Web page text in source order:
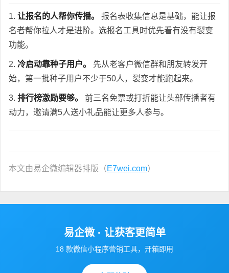
1. 让报名的人帮你传播。
报名表收集信息是基础，能让报
名者帮你拉人才是进阶。选报名工具时优先看有没有裂变
功能。
2. 冷启动靠种子用户。
先从老客户微信群和朋友转发开
始，第一批种子用户不少于50人，裂变才能跑起来。
3. 排行榜激励要够。
前三名免票或打折能让头部传播者有
动力，邀请满5人送小礼品能让更多人参与。
本文由易企微编辑器排版（E7wei.com）
易企微 · 让获客更简单
18 款微信小程序营销工具，开箱即用